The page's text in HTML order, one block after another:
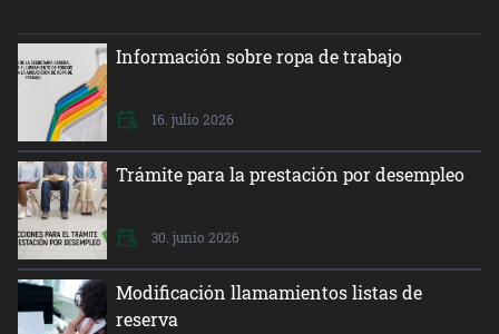
Información sobre ropa de trabajo
16. julio 2026
Trámite para la prestación por desempleo
30. junio 2026
Modificación llamamientos listas de
reserva